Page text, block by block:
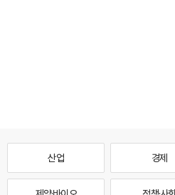
산업 경제